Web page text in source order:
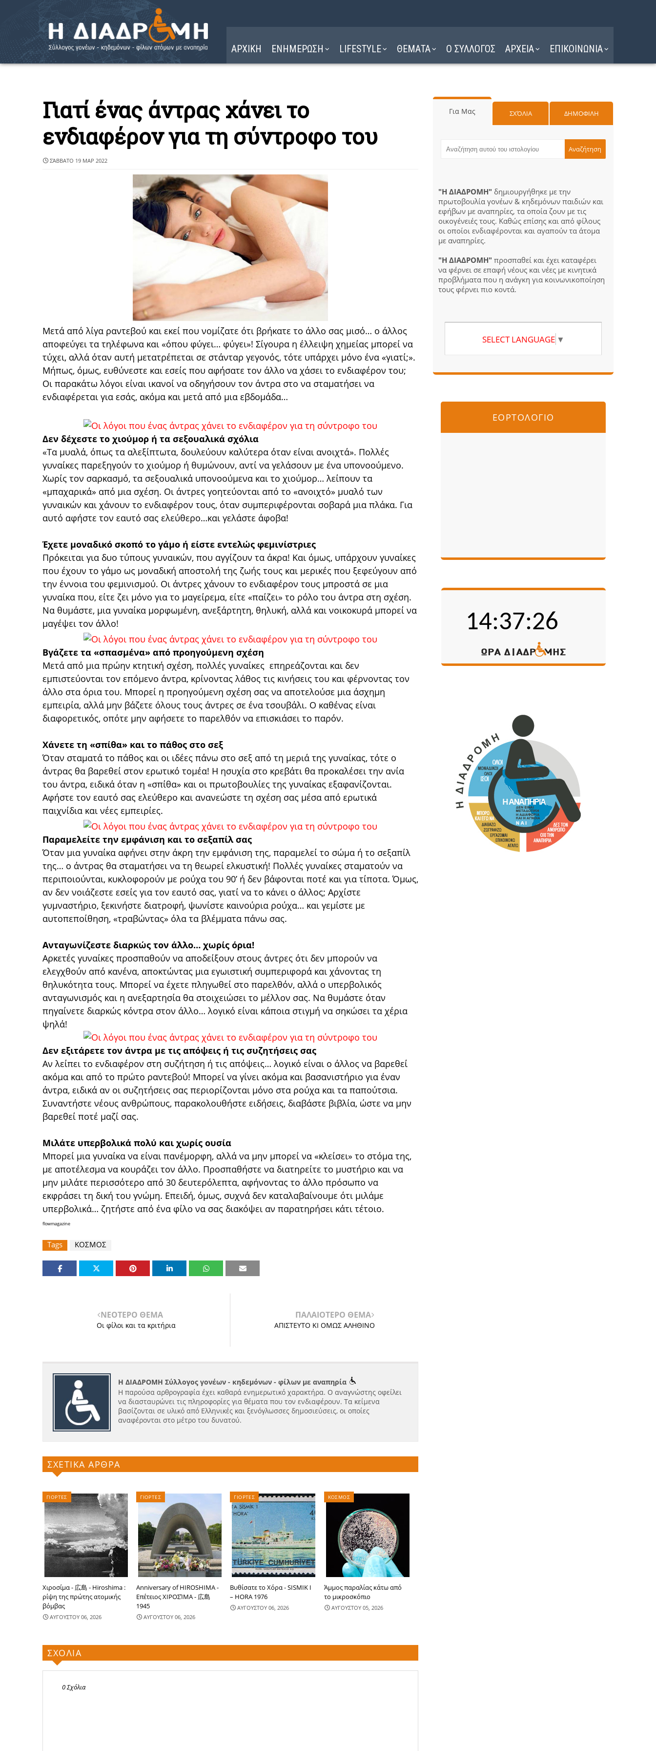
ΑΡΧΙΚΗ ΕΝΗΜΕΡΩΣΗ LIFESTYLE ΘΕΜΑΤΑ Ο ΣΥΛΛΟΓΟΣ ΑΡΧΕΙΑ ΕΠΙΚΟΙΝΩΝΙΑ
Γιατί ένας άντρας χάνει το
ενδιαφέρον για τη σύντροφο του
ΣΆΒΒΑΤΟ 19 ΜΑΡ 2022
Μετά από λίγα ραντεβού και εκεί που νομίζατε ότι βρήκατε το άλλο σας μισό… ο άλλος
αποφεύγει τα τηλέφωνα και «όπου φύγει… φύγει»! Σίγουρα η έλλειψη χημείας μπορεί να
τύχει, αλλά όταν αυτή μετατρέπεται σε στάνταρ γεγονός, τότε υπάρχει μόνο ένα «γιατί;».
Μήπως, όμως, ευθύνεστε και εσείς που αφήσατε τον άλλο να χάσει το ενδιαφέρον του;
Οι παρακάτω λόγοι είναι ικανοί να οδηγήσουν τον άντρα στο να σταματήσει να
ενδιαφέρεται για εσάς, ακόμα και μετά από μια εβδομάδα…
Δεν δέχεστε το χιούμορ ή τα σεξουαλικά σχόλια
«Τα μυαλά, όπως τα αλεξίπτωτα, δουλεύουν καλύτερα όταν είναι ανοιχτά». Πολλές
γυναίκες παρεξηγούν το χιούμορ ή θυμώνουν, αντί να γελάσουν με ένα υπονοούμενο.
Χωρίς τον σαρκασμό, τα σεξουαλικά υπονοούμενα και το χιούμορ… λείπουν τα
«μπαχαρικά» από μια σχέση. Οι άντρες γοητεύονται από το «ανοιχτό» μυαλό των
γυναικών και χάνουν το ενδιαφέρον τους, όταν συμπεριφέρονται σοβαρά μια πλάκα. Για
αυτό αφήστε τον εαυτό σας ελεύθερο…και γελάστε άφοβα!
Έχετε μοναδικό σκοπό το γάμο ή είστε εντελώς φεμινίστριες
Πρόκειται για δυο τύπους γυναικών, που αγγίζουν τα άκρα! Και όμως, υπάρχουν γυναίκες
που έχουν το γάμο ως μοναδική αποστολή της ζωής τους και μερικές που ξεφεύγουν από
την έννοια του φεμινισμού. Οι άντρες χάνουν το ενδιαφέρον τους μπροστά σε μια
γυναίκα που, είτε ζει μόνο για το μαγείρεμα, είτε «παίζει» το ρόλο του άντρα στη σχέση.
Να θυμάστε, μια γυναίκα μορφωμένη, ανεξάρτητη, θηλυκή, αλλά και νοικοκυρά μπορεί να
μαγέψει τον άλλο!
Βγάζετε τα «σπασμένα» από προηγούμενη σχέση
Μετά από μια πρώην κτητική σχέση, πολλές γυναίκες επηρεάζονται και δεν
εμπιστεύονται τον επόμενο άντρα, κρίνοντας λάθος τις κινήσεις του και φέρνοντας τον
άλλο στα όρια του. Μπορεί η προηγούμενη σχέση σας να αποτελούσε μια άσχημη
εμπειρία, αλλά μην βάζετε όλους τους άντρες σε ένα τσουβάλι. Ο καθένας είναι
διαφορετικός, οπότε μην αφήσετε το παρελθόν να επισκιάσει το παρόν.
Χάνετε τη «σπίθα» και το πάθος στο σεξ
Όταν σταματά το πάθος και οι ιδέες πάνω στο σεξ από τη μεριά της γυναίκας, τότε ο
άντρας θα βαρεθεί στον ερωτικό τομέα! Η ησυχία στο κρεβάτι θα προκαλέσει την ανία
του άντρα, ειδικά όταν η «σπίθα» και οι πρωτοβουλίες της γυναίκας εξαφανίζονται.
Αφήστε τον εαυτό σας ελεύθερο και ανανεώστε τη σχέση σας μέσα από ερωτικά
παιχνίδια και νέες εμπειρίες.
Παραμελείτε την εμφάνιση και το σεξαπίλ σας
Όταν μια γυναίκα αφήνει στην άκρη την εμφάνιση της, παραμελεί το σώμα ή το σεξαπίλ
της… ο άντρας θα σταματήσει να τη θεωρεί ελκυστική! Πολλές γυναίκες σταματούν να
περιποιούνται, κυκλοφορούν με ρούχα του 90’ ή δεν βάφονται ποτέ και για τίποτα. Όμως,
αν δεν νοιάζεστε εσείς για τον εαυτό σας, γιατί να το κάνει ο άλλος; Αρχίστε
γυμναστήριο, ξεκινήστε διατροφή, ψωνίστε καινούρια ρούχα… και γεμίστε με
αυτοπεποίθηση, «τραβώντας» όλα τα βλέμματα πάνω σας.
Ανταγωνίζεστε διαρκώς τον άλλο… χωρίς όρια!
Αρκετές γυναίκες προσπαθούν να αποδείξουν στους άντρες ότι δεν μπορούν να
ελεγχθούν από κανένα, αποκτώντας μια εγωιστική συμπεριφορά και χάνοντας τη
θηλυκότητα τους. Μπορεί να έχετε πληγωθεί στο παρελθόν, αλλά ο υπερβολικός
ανταγωνισμός και η ανεξαρτησία θα στοιχειώσει το μέλλον σας. Να θυμάστε όταν
πηγαίνετε διαρκώς κόντρα στον άλλο… λογικό είναι κάποια στιγμή να σηκώσει τα χέρια
ψηλά!
Δεν εξιτάρετε τον άντρα με τις απόψεις ή τις συζητήσεις σας
Αν λείπει το ενδιαφέρον στη συζήτηση ή τις απόψεις… λογικό είναι ο άλλος να βαρεθεί
ακόμα και από το πρώτο ραντεβού! Μπορεί να γίνει ακόμα και βασανιστήριο για έναν
άντρα, ειδικά αν οι συζητήσεις σας περιορίζονται μόνο στα ρούχα και τα παπούτσια.
Συναντήστε νέους ανθρώπους, παρακολουθήστε ειδήσεις, διαβάστε βιβλία, ώστε να μην
βαρεθεί ποτέ μαζί σας.
Μιλάτε υπερβολικά πολύ και χωρίς ουσία
Μπορεί μια γυναίκα να είναι πανέμορφη, αλλά να μην μπορεί να «κλείσει» το στόμα της,
με αποτέλεσμα να κουράζει τον άλλο. Προσπαθήστε να διατηρείτε το μυστήριο και να
μην μιλάτε περισσότερο από 30 δευτερόλεπτα, αφήνοντας το άλλο πρόσωπο να
εκφράσει τη δική του γνώμη. Επειδή, όμως, συχνά δεν καταλαβαίνουμε ότι μιλάμε
υπερβολικά… ζητήστε από ένα φίλο να σας διακόψει αν παρατηρήσει κάτι τέτοιο.
flowmagazine
Tags ΚΟΣΜΟΣ
ΝΕΟΤΕΡΟ ΘΕΜΑ
Οι φίλοι και τα κριτήρια
ΠΑΛΑΙΟΤΕΡΟ ΘΕΜΑ
ΑΠΙΣΤΕΥΤΟ ΚΙ ΟΜΩΣ ΑΛΗΘΙΝΟ
Η ΔΙΑΔΡΟΜΗ Σύλλογος γονέων - κηδεμόνων - φίλων με αναπηρία
Η παρούσα αρθρογραφία έχει καθαρά ενημερωτικό χαρακτήρα. Ο αναγνώστης οφείλει
να διασταυρώνει τις πληροφορίες για θέματα που τον ενδιαφέρουν. Τα κείμενα
βασίζονται σε υλικό από Ελληνικές και ξενόγλωσσες δημοσιεύσεις, οι οποίες
αναφέρονται στο μέτρο του δυνατού.
ΣΧΕΤΙΚΑ ΑΡΘΡΑ
ΓΙΟΡΤΕΣ
Χιροσίμα - 広島 - Hiroshima :
ρίψη της πρώτης ατομικής
βόμβας
ΑΥΓΟΥΣΤΟΥ 06, 2026
ΓΙΟΡΤΕΣ
Anniversary of HIROSHIMA -
Επέτειος ΧΙΡΟΣΊΜΑ - 広島
1945
ΑΥΓΟΥΣΤΟΥ 06, 2026
ΓΙΟΡΤΕΣ
Βυθίσατε το Χόρα - SISMIK I
– HORA 1976
ΑΥΓΟΥΣΤΟΥ 06, 2026
ΚΟΣΜΟΣ
Άμμος παραλίας κάτω από
το μικροσκόπιο
ΑΥΓΟΥΣΤΟΥ 05, 2026
ΣΧΟΛΙΑ
0 Σχόλια
Για Μας ΣΧΌΛΙΑ ΔΗΜΟΦΙΛΗ
"Η ΔΙΑΔΡΟΜΗ" δημιουργήθηκε με την
πρωτοβουλία γονέων & κηδεμόνων παιδιών και
εφήβων με αναπηρίες, τα οποία ζουν με τις
οικογένειές τους. Καθώς επίσης και από φίλους
οι οποίοι ενδιαφέρονται και αγαπούν τα άτομα
με αναπηρίες.
"Η ΔΙΑΔΡΟΜΗ" προσπαθεί και έχει καταφέρει
να φέρνει σε επαφή νέους και νέες με κινητικά
προβλήματα που η ανάγκη για κοινωνικοποίηση
τους φέρνει πιο κοντά.
SELECT LANGUAGE ▼
ΕΟΡΤΟΛΟΓΙΟ